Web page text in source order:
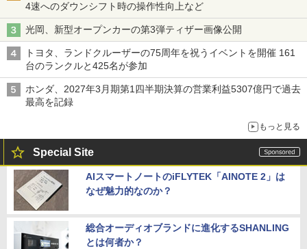
4速へのダウンシフト時の操作性向上など
光岡、新型オープンカーの第3弾ティザー画像公開
トヨタ、ランドクルーザーの75周年を祝うイベントを開催 161
台のランクルと425名が参加
ホンダ、2027年3月期第1四半期決算の営業利益5307億円で過去
最高を記録
もっと見る
Special Site
AIスマートノートのiFLYTEK「AINOTE 2」は
なぜ魅力的なのか？
総合オーディオブランドに進化するSHANLING
とは何者か？